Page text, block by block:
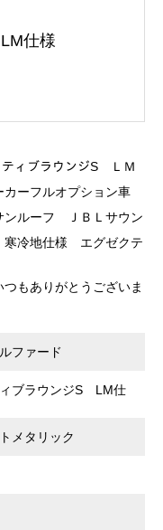
仕様
ィブラウンジS ＬＭ
ーフルオプション車
ルーフ ＪＢＬサウン
冷地仕様 エグゼクテ
もありがとうございま
ファード
ブラウンジS LM仕
メタリック